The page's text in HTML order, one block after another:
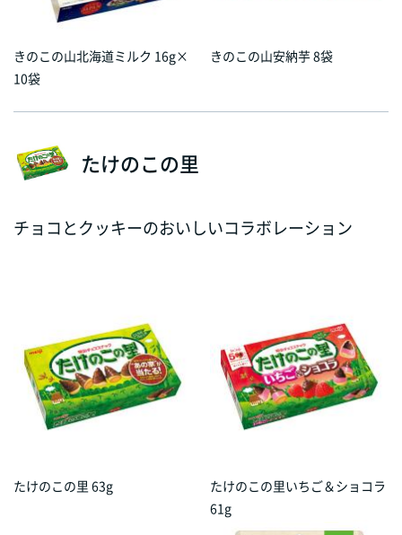
きのこの山北海道ミルク 16g×
10袋
きのこの山安納芋 8袋
たけのこの里
チョコとクッキーのおいしいコラボレーション
たけのこの里 63g
たけのこの里いちご＆ショコラ
61g